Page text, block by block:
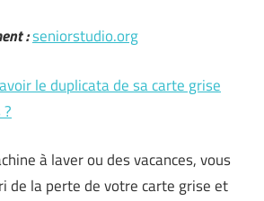
:seniorstudio.org
le duplicata de sa carte grise
à laver ou des vacances, vous
de la perte de votre carte grise et